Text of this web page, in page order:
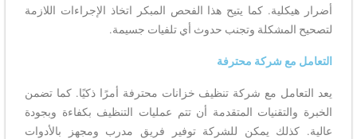
أضرار هيكلية. كما يتيح هذا الفحص المبكر اتخاذ الإجراءات اللازمة
لتصحيح المشكلة وتجنب حدوث أي تلفيات جسيمة.
التعامل مع شركة محترفة
يعد التعامل مع شركة تنظيف خزانات محترفة أمرًا ذكيًا. كما تضمن
الخبرة والتقنيات المتقدمة أن تتم عمليات التنظيف بكفاءة وبجودة
عالية. كذلك يمكن للشركة توفير فريق مدرب ومجهز بالأدوات